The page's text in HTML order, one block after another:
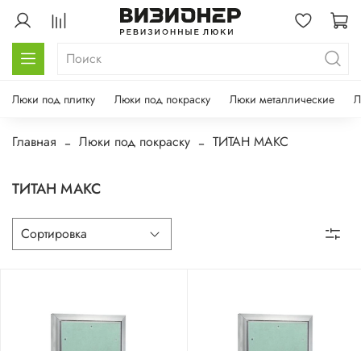
Люки под плитку Люки под покраску Люки металлические
Главная Люки под покраску ТИТАН МАКС
ТИТАН МАКС